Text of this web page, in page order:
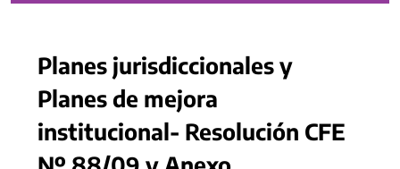
Planes jurisdiccionales y
Planes de mejora
institucional- Resolución CFE